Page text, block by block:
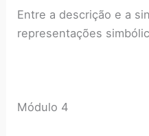
Entre a descrição e a
representações
Módulo 4